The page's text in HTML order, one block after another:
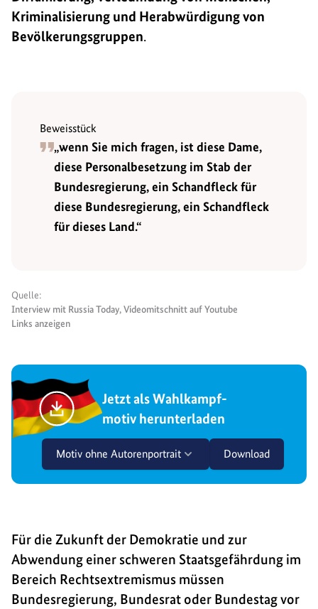
Kriminalisierung und Herabwürdigung von
Bevölkerungsgruppen.
Beweisstück
„wenn Sie mich fragen, ist diese Dame,
diese Personalbesetzung im Stab der
Bundesregierung, ein Schandfleck für
diese Bundesregierung, ein Schandfleck
für dieses Land.“
Quelle:
Interview mit Russia Today, Videomitschnitt auf Youtube
Links anzeigen
Jetzt als Wahlkampf-
motiv herunterladen
Motiv ohne Autorenportrait Download
Für die Zukunft der Demokratie und zur
Abwendung einer schweren Staatsgefährdung im
Bereich Rechtsextremismus müssen
Bundesregierung, Bundesrat oder Bundestag vor